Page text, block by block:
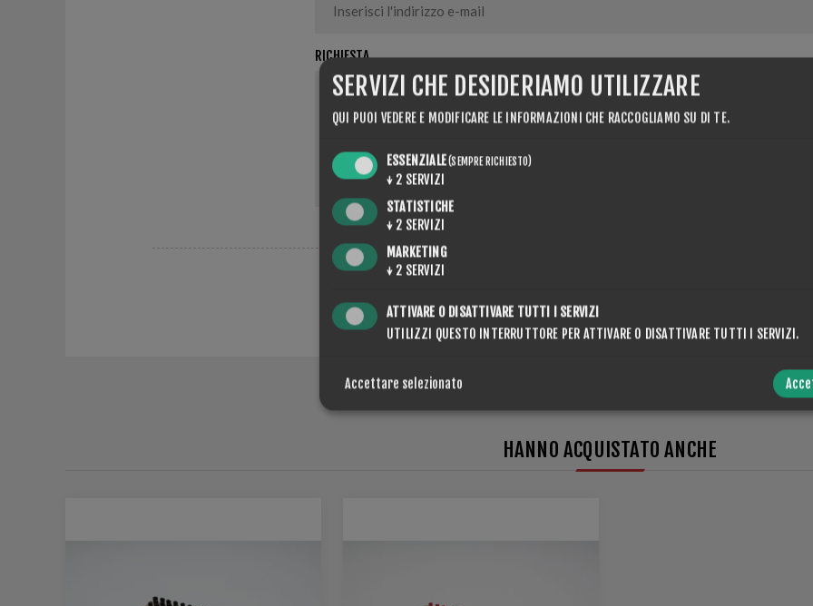
RICHIESTA
HANNO ACQUISTATO ANCHE
SERVIZI CHE DESIDERIAMO UTILIZZARE
QUI PUOI VEDERE E MODIFICARE LE INFORMAZIONI CHE RACCOGLIAMO SU DI TE.
ESSENZIALE(SEMPRE RICHIESTO)
↓ 2 SERVIZI
STATISTICHE
↓ 2 SERVIZI
MARKETING
↓ 2 SERVIZI
ATTIVARE O DISATTIVARE TUTTI I SERVIZI
UTILIZZI QUESTO INTERRUTTORE PER ATTIVARE O DISATTIVARE TUTTI I SERVIZI.
Accettare selezionato